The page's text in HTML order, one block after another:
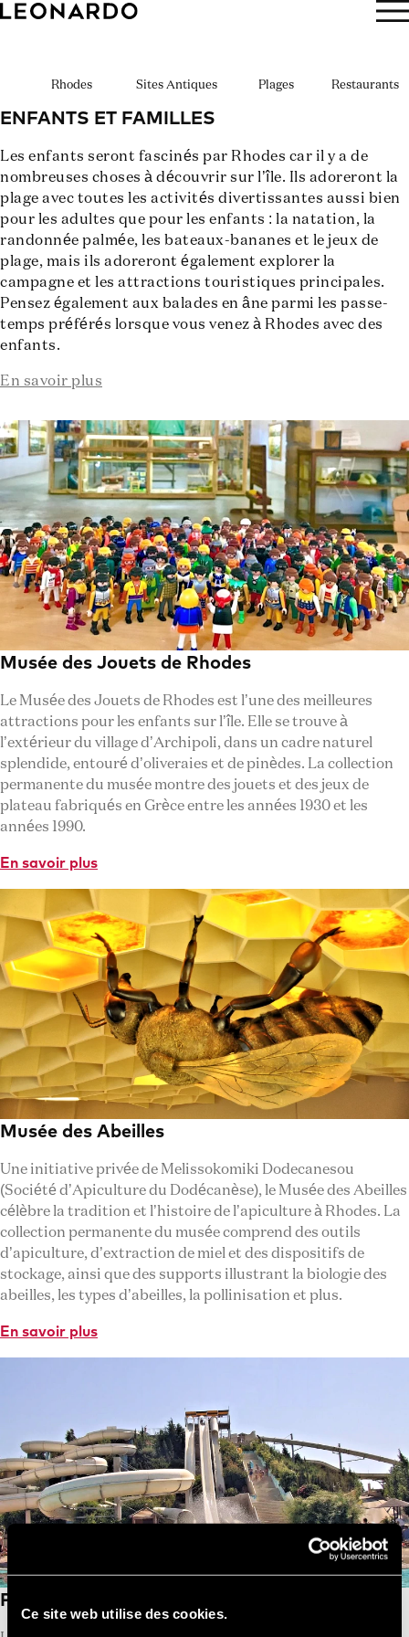
Ce site web utilise des cookies.
Rhodes Sites Antiques Plages Restaurants
ENFANTS ET FAMILLES
Les enfants seront fascinés par Rhodes car il y a de
nombreuses choses à découvrir sur l’île. Ils adoreront la
plage avec toutes les activités divertissantes aussi bien
pour les adultes que pour les enfants : la natation, la
randonnée palmée, les bateaux-bananes et le jeux de
plage, mais ils adoreront également explorer la
campagne et les attractions touristiques principales.
Pensez également aux balades en âne parmi les passe-
temps préférés lorsque vous venez à Rhodes avec des
enfants.
En savoir plus
Musée des Jouets de Rhodes
Le Musée des Jouets de Rhodes est l’une des meilleures
attractions pour les enfants sur l’île. Elle se trouve à
l’extérieur du village d’Archipoli, dans un cadre naturel
splendide, entouré d’oliveraies et de pinèdes. La collection
permanente du musée montre des jouets et des jeux de
plateau fabriqués en Grèce entre les années 1930 et les
années 1990.
En savoir plus
Musée des Abeilles
Une initiative privée de Melissokomiki Dodecanesou
(Société d’Apiculture du Dodécanèse), le Musée des Abeilles
célèbre la tradition et l’histoire de l’apiculture à Rhodes. La
collection permanente du musée comprend des outils
d’apiculture, d’extraction de miel et des dispositifs de
stockage, ainsi que des supports illustrant la biologie des
abeilles, les types d’abeilles, la pollinisation et plus.
En savoir plus
Parc Aquatique